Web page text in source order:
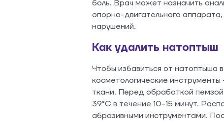
боль. Врач может назначить
опорно-двигательного
нарушений.
Как удалить натоптыш
Чтобы избавиться от натоптыша
косметологические
ткани. Перед обработкой
39°C в течение 10-15 минут.
абразивными инструментами.